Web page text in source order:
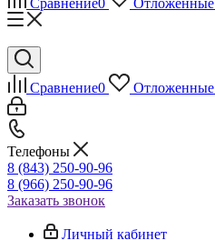
Сравнение0 Отложенные
Сравнение0 Отложенные
Телефоны
8 (843) 250-90-96
8 (966) 250-90-96
Заказать звонок
Личный кабинет